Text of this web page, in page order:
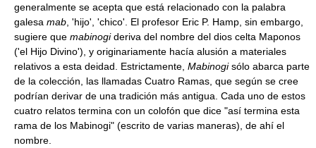
generalmente se acepta que está relacionado con la palabra
galesa mab , 'hijo', 'chico'. El profesor Eric P. Hamp, sin embargo,
sugiere que mabinogideriva del nombre del dios celta Maponos
('el Hijo Divino'), y originariamente hacía alusión a materiales
relativos a esta deidad. Estrictamente, Mabinogisólo abarca parte
de la colección, las llamadas Cuatro Ramas, que según se cree
podrían derivar de una tradición más antigua. Cada uno de estos
cuatro relatos termina con un colofón que dice "así termina esta
rama de los Mabinogi" (escrito de varias maneras), de ahí el
nombre.